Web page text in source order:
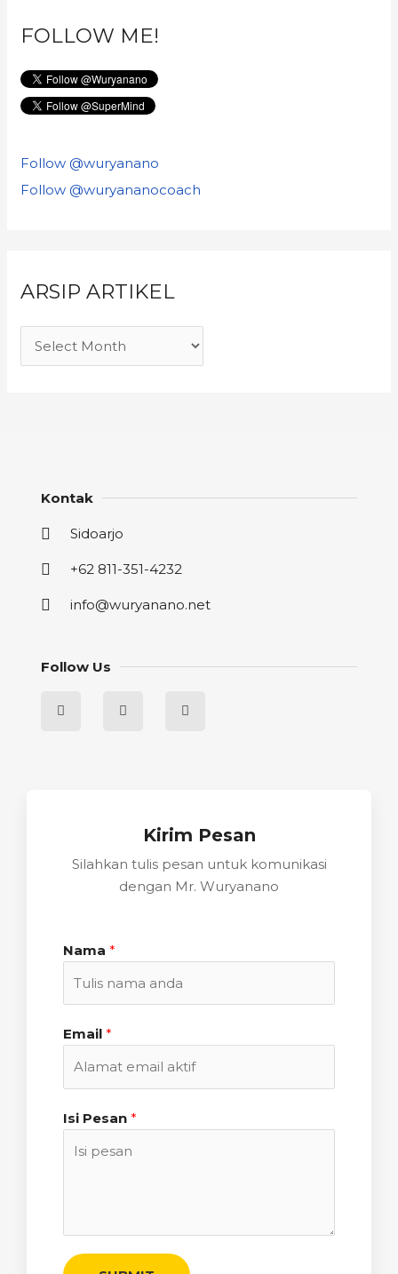
FOLLOW ME!
Follow @wuryanano
Follow @wuryananocoach
ARSIP ARTIKEL
Kontak
Sidoarjo
+62 811-351-4232
info@wuryanano.net
Follow Us
Kirim Pesan
Silahkan tulis pesan untuk komunikasi
dengan Mr. Wuryanano
Nama *
Email *
Isi Pesan *